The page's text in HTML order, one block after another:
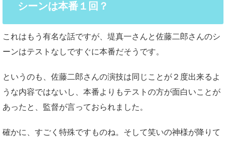
シーンは本番１回？
これはもう有名な話ですが、堤真一さんと佐藤二郎さんのシ
ーンはテストなしですぐに本番だそうです。
というのも、佐藤二郎さんの演技は同じことが２度出来るよ
うな内容ではないし、本番よりもテストの方が面白いことが
あったと、監督が言っておられました。
確かに、すごく特殊ですものね。そして笑いの神様が降りて